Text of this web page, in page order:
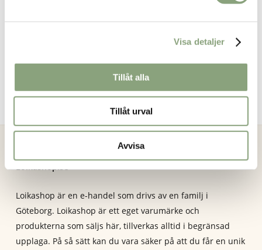
Visa detaljer
Tillåt alla
Tillåt urval
Avvisa
Leya kaki
priset
499.00kr.
priset
199.00kr.
ursprungliga
var:
995.00kr.
Det
priset
är:
199.00kr.
Loikashop.se
Loikashop är en e-handel som drivs av en familj i
Göteborg. Loikashop är ett eget varumärke och
produkterna som säljs här, tillverkas alltid i begränsad
upplaga. På så sätt kan du vara säker på att du får en unik